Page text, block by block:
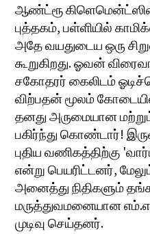
ஆண்ட்ரூ
புத்தகம், பள்ளியில்
அதே வயதுடைய ஒரு
கூறுகிறது. ஓவன்
சகோதரர் கைலிடம்
விற்பதன் மூலம்
தனது அருமையான
பகிர்ந்து கொண்டார்!
புதிய வணிகத்திற்கு
என்று பெயரிட்டனர்,
அனைத்து நிதிகளும்
மருத்துவமனையான
முடிவு செய்தனர்.